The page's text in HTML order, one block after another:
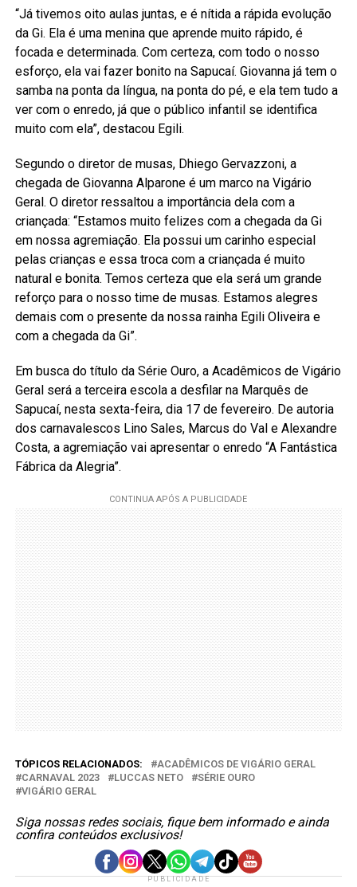
“Já tivemos oito aulas juntas, e é nítida a rápida evolução
da Gi. Ela é uma menina que aprende muito rápido, é
focada e determinada. Com certeza, com todo o nosso
esforço, ela vai fazer bonito na Sapucaí. Giovanna já tem o
samba na ponta da língua, na ponta do pé, e ela tem tudo a
ver com o enredo, já que o público infantil se identifica
muito com ela”, destacou Egili.
Segundo o diretor de musas, Dhiego Gervazzoni, a
chegada de Giovanna Alparone é um marco na Vigário
Geral. O diretor ressaltou a importância dela com a
criançada: “Estamos muito felizes com a chegada da Gi
em nossa agremiação. Ela possui um carinho especial
pelas crianças e essa troca com a criançada é muito
natural e bonita. Temos certeza que ela será um grande
reforço para o nosso time de musas. Estamos alegres
demais com o presente da nossa rainha Egili Oliveira e
com a chegada da Gi”.
Em busca do título da Série Ouro, a Acadêmicos de Vigário
Geral será a terceira escola a desfilar na Marquês de
Sapucaí, nesta sexta-feira, dia 17 de fevereiro. De autoria
dos carnavalescos Lino Sales, Marcus do Val e Alexandre
Costa, a agremiação vai apresentar o enredo “A Fantástica
Fábrica da Alegria”.
TÓPICOS RELACIONADOS:
ACADÊMICOS DE VIGÁRIO GERAL
CARNAVAL 2023
LUCCAS NETO
SÉRIE OURO
VIGÁRIO GERAL
Siga nossas redes sociais, fique bem informado e ainda
confira conteúdos exclusivos!
PUBLICIDADE